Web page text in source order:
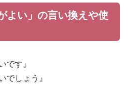
よい」の言い換えや使
です』
でしょう』